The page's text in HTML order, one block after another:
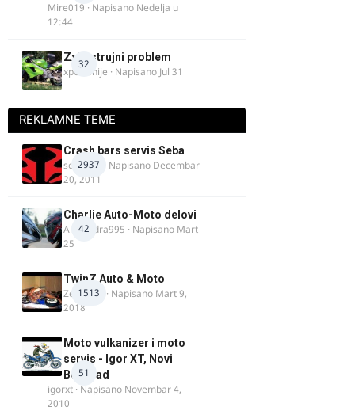
Mire019 · Napisano Nedelja u
12:44
32
Zx9r strujni problem
xpetronije · Napisano Jul 31
REKLAMNE TEME
2937
Crash bars servis Seba
seba011 · Napisano Decembar
20, 2011
42
Charlie Auto-Moto delovi
Alexandra995 · Napisano Mart
25
1513
TwinZ Auto & Moto
Zeljkamp · Napisano Mart 9,
2018
51
Moto vulkanizer i moto
servis - Igor XT, Novi
Beograd
igorxt · Napisano Novembar 4,
2010